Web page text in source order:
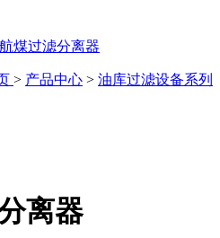
煤过滤分离器
> 产品中心 > 油库过滤设备系列
离器